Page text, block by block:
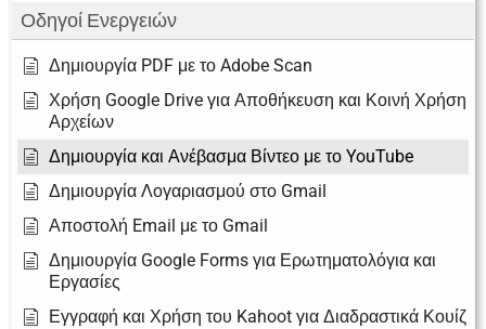
Οδηγοί Ενεργειών
Δημιουργία PDF με το Adobe Scan
Χρήση Google Drive για Αποθήκευση και Κοινή Χρήση
Αρχείων
Δημιουργία και Ανέβασμα Βίντεο με το YouTube
Δημιουργία Λογαριασμού στο Gmail
Αποστολή Email με το Gmail
Δημιουργία Google Forms για Ερωτηματολόγια και
Εργασίες
Εγγραφή και Χρήση του Kahoot για Διαδραστικά Κουίζ